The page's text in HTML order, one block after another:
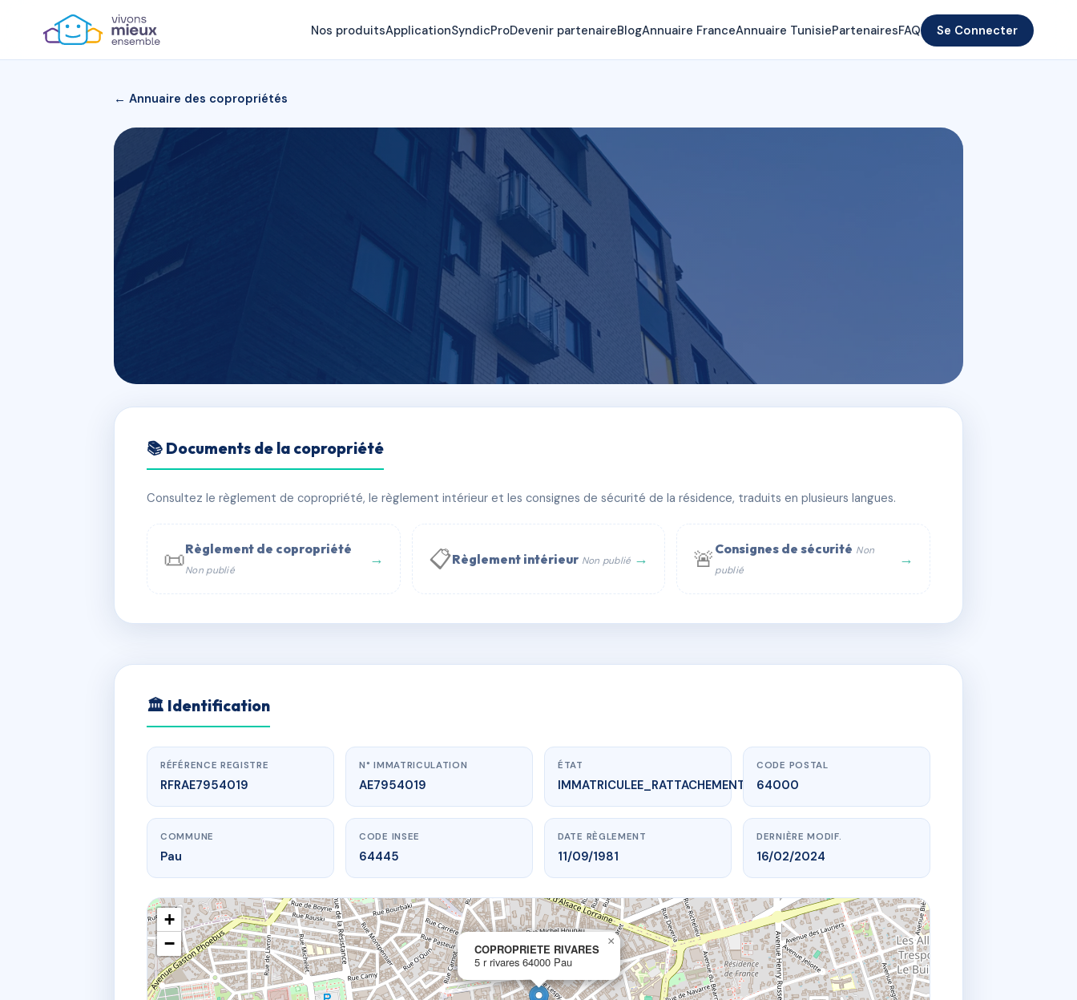
Nos produitsApplicationSyndicProDevenir partenaireBlogAnnuaire FranceAnnuaire TunisiePartenairesFAQ Se Connecter
← Annuaire des copropriétés
COPROPRIETE RIVARES
📍 5 r rivares 64000 Pau
📞 Contacter Syndic Digital 💬 WhatsApp
📚 Documents de la copropriété
Consultez le règlement de copropriété, le règlement intérieur et les consignes de sécurité de la résidence, traduits en plusieurs langues.
📜Règlement de copropriété
Non publié
→ 📋Règlement intérieur Non publié → 🚨 Consignes de sécurité Non
publié
→
AE7954019 🇫🇷
www.vme.plus/AE7954019
COPROPRIETE RIVARES
5 r rivares64000 Pau
🏛 Identification
RÉFÉRENCE REGISTRE
RFRAE7954019
N° IMMATRICULATION
AE7954019
ÉTAT
IMMATRICULEE_RATTACHEMENT_EXPIRE
CODE POSTAL
64000
COMMUNE
Pau
CODE INSEE
64445
DATE RÈGLEMENT
11/09/1981
DERNIÈRE MODIF.
16/02/2024
COPROPRIETE RIVARES
5 r rivares 64000 Pau
×
+
−